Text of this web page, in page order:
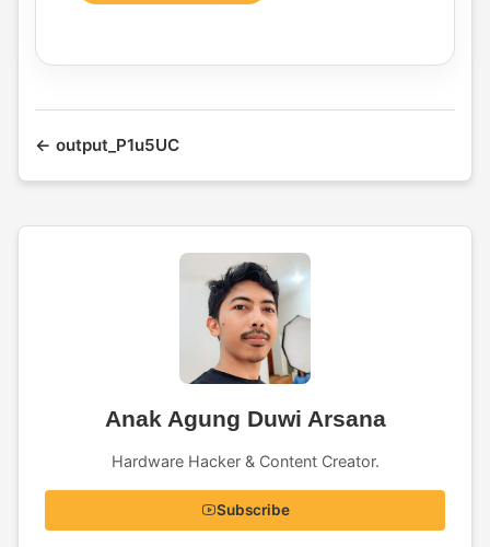
← output_P1u5UC
Anak Agung Duwi Arsana
Hardware Hacker & Content Creator.
Subscribe